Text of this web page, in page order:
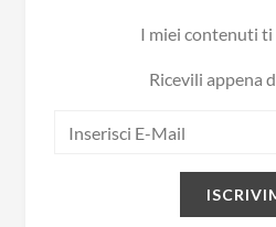
I miei contenuti ti
Ricevili appena